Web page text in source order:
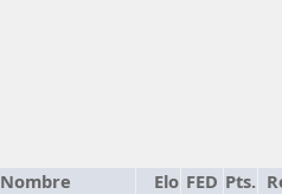
Nombre Elo FED Pts.